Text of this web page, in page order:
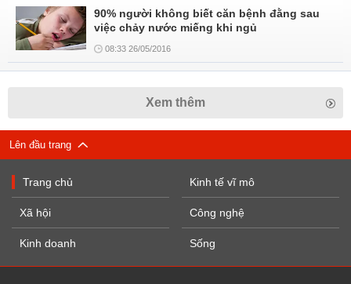
90% người không biết căn bệnh đằng sau
việc chảy nước miếng khi ngủ
08:33 26/05/2016
Xem thêm
Lên đầu trang
Trang chủ
Xã hội
Kinh doanh
Kinh tế vĩ mô
Công nghệ
Sống